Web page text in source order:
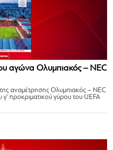
αγώνα Ολυμπιακός – NEC
αναμέτρησης Ολυμπιακός – NEC
προκριματικού γύρου του UEFA